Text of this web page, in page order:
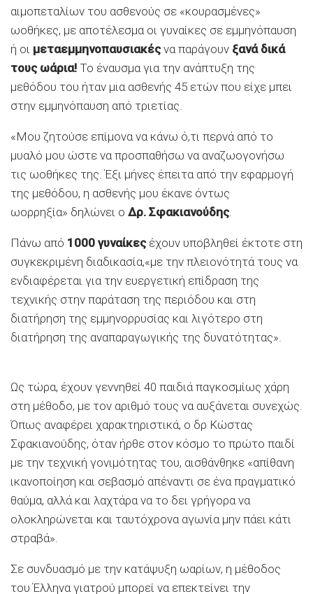
αιμοπεταλίων του ασθενούς σε «κουρασμένες»
ωοθήκες, με αποτέλεσμα οι γυναίκες σε εμμηνόπαυση
ή οι μεταεμμηνοπαυσιακέςνα παράγουν ξανά δικά
τους ωάρια! Το έναυσμα για την ανάπτυξη της
μεθόδου του ήταν μια ασθενής 45 ετών που είχε μπει
στην εμμηνόπαυση από τριετίας.
«Μου ζητούσε επίμονα να κάνω ό,τι περνά από το
μυαλό μου ώστε να προσπαθήσω να αναζωογονήσω
τις ωοθήκες της. Έξι μήνες έπειτα από την εφαρμογή
της μεθόδου, η ασθενής μου έκανε όντως
ωορρηξία» δηλώνει ο Δρ. Σφακιανούδης.
Πάνω από 1000 γυναίκεςέχουν υποβληθεί έκτοτε στη
συγκεκριμένη διαδικασία,«με την πλειονότητά τους να
ενδιαφέρεται για την ευεργετική επίδραση της
τεχνικής στην παράταση της περιόδου και στη
διατήρηση της εμμηνορρυσίας και λιγότερο στη
διατήρηση της αναπαραγωγικής της δυνατότητας».
Ως τώρα, έχουν γεννηθεί 40 παιδιά παγκοσμίως χάρη
στη μέθοδο, με τον αριθμό τους να αυξάνεται συνεχώς.
Όπως αναφέρει χαρακτηριστικά, ο δρ Κώστας
Σφακιανούδης, όταν ήρθε στον κόσμο το πρώτο παιδί
με την τεχνική γονιμότητας του, αισθάνθηκε «απίθανη
ικανοποίηση και σεβασμό απέναντι σε ένα πραγματικό
θαύμα, αλλά και λαχτάρα να το δει γρήγορα να
ολοκληρώνεται και ταυτόχρονα αγωνία μην πάει κάτι
στραβά».
Σε συνδυασμό με την κατάψυξη ωαρίων, η μέθοδος
του Έλληνα γιατρού μπορεί να επεκτείνει την